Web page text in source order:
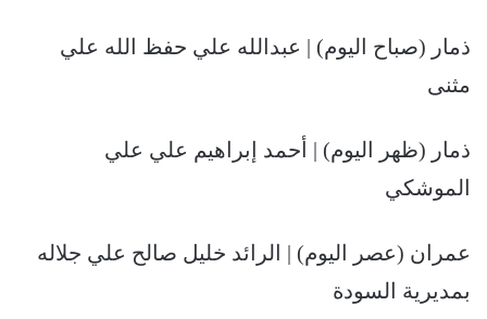
ذمار (صباح اليوم) | عبدالله علي حفظ الله علي
مثنى
ذمار (ظهر اليوم) | أحمد إبراهيم علي علي
الموشكي
عمران (عصر اليوم) | الرائد خليل صالح علي جلاله
بمديرية السودة